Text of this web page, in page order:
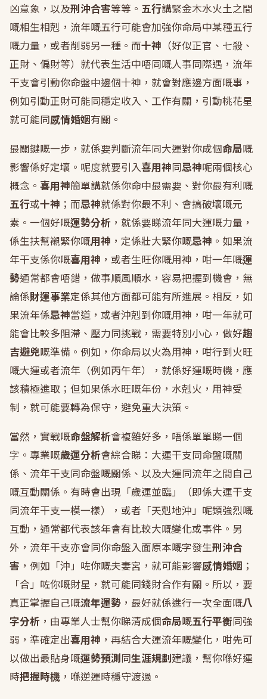
凶意象，以及刑沖合害等等。 五行講緊金木水火土之間
嘅相生相剋，流年嘅五行可能會加強你命局中某種五行
嘅力量，或者削弱另一種。而十神 （好似正官、七殺、
正財、偏財等）就代表生活中唔同嘅人事同際遇，流年
干支會引動你命盤中邊個十神，就會對應邊方面嘅事，
例如引動正財可能同穩定收入、工作有關，引動桃花星
就可能同感情婚姻有關。
最關鍵嘅一步，就係要判斷流年同大運對你成個命局嘅
影響係好定壞。呢度就要引入喜用神同忌神呢兩個核心
概念。 喜用神簡單講就係你命中最需要、對你最有利嘅
五行或十神 ；而忌神就係對你最不利、會搞破壞嘅元
素。一個好嘅運勢分析 ，就係要睇流年同大運嘅力量，
係生扶幫襯緊你嘅用神 ，定係壯大緊你嘅忌神 。如果流
年干支係你嘅喜用神 ，或者生旺你嘅用神，咁一年嘅運
勢通常都會唔錯，做事順風順水，容易把握到機會，無
論係財運事業定係其他方面都可能有所進展。相反，如
果流年係忌神當道，或者沖剋到你嘅用神，咁一年就可
能會比較多阻滯、壓力同挑戰，需要特別小心，做好趨
吉避兇嘅準備。例如，你命局以火為用神，咁行到火旺
嘅大運或者流年（例如丙午年），就係好運嘅時機，應
該積極進取；但如果係水旺嘅年份，水剋火，用神受
制，就可能要轉為保守，避免重大決策。
當然，實戰嘅命盤解析會複雜好多，唔係單單睇一個
字。專業嘅歲運分析會綜合睇：大運干支同命盤嘅關
係、流年干支同命盤嘅關係、以及大運同流年之間自己
嘅互動關係。有時會出現「歲運並臨」（即係大運干支
同流年干支一模一樣），或者「天剋地沖」呢類強烈嘅
互動，通常都代表該年會有比較大嘅變化或事件。另
外，流年干支亦會同你命盤入面原本嘅字發生刑沖合
害 ，例如「沖」咗你嘅夫妻宮，就可能影響感情婚姻 ；
「合」咗你嘅財星，就可能同錢財合作有關。所以，要
真正掌握自己嘅流年運勢 ，最好就係進行一次全面嘅八
字分析 ，由專業人士幫你睇清成個命局嘅五行平衡同強
弱，準確定出喜用神 ，再結合大運流年嘅變化，咁先可
以做出最貼身嘅運勢預測同生涯規劃建議，幫你喺好運
時把握時機 ，喺逆運時穩守渡過。